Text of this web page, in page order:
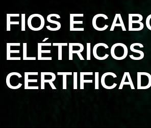
FIOS E
ELÉTRICOS